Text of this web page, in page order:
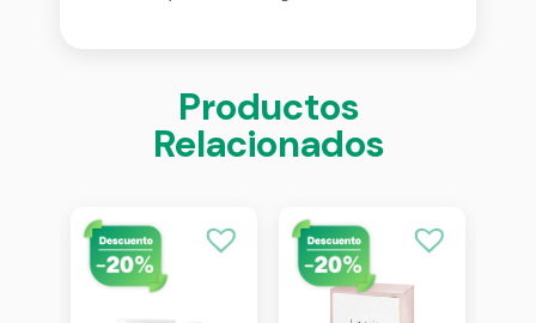
Productos
Relacionados